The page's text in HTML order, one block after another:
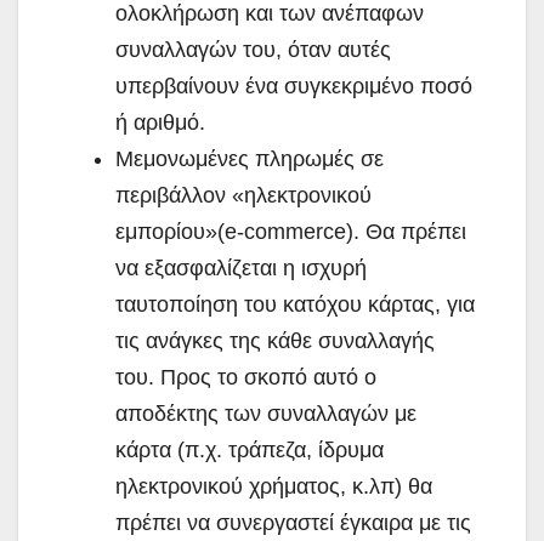
ολοκλήρωση και των ανέπαφων
συναλλαγών του, όταν αυτές
υπερβαίνουν ένα συγκεκριμένο ποσό
ή αριθμό.
Μεμονωμένες πληρωμές σε
περιβάλλον «ηλεκτρονικού
εμπορίου»(e-commerce). Θα πρέπει
να εξασφαλίζεται η ισχυρή
ταυτοποίηση του κατόχου κάρτας, για
τις ανάγκες της κάθε συναλλαγής
του. Προς το σκοπό αυτό ο
αποδέκτης των συναλλαγών με
κάρτα (π.χ. τράπεζα, ίδρυμα
ηλεκτρονικού χρήματος, κ.λπ) θα
πρέπει να συνεργαστεί έγκαιρα με τις